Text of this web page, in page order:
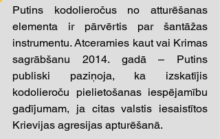
Putins kodolieročus no atturēšanas
elementa ir pārvērtis par šantāžas
instrumentu. Atceramies kaut vai Krimas
sagrābšanu 2014. gadā – Putins
publiski paziņoja, ka izskatījis
kodolieroču pielietošanas iespējamību
gadījumam, ja citas valstis iesaistītos
Krievijas agresijas apturēšanā.